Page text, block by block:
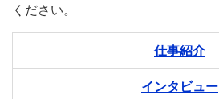
ください。
仕事紹介
インタビュー